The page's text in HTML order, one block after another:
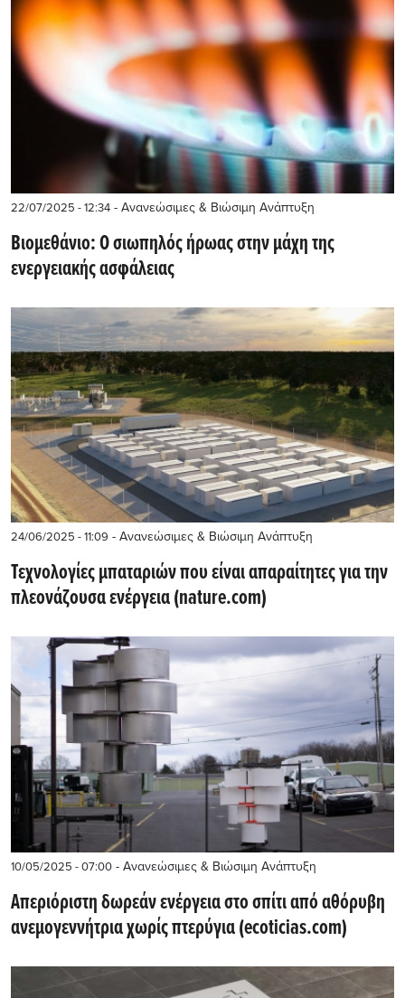
22/07/2025 - 12:34 - Ανανεώσιμες & Βιώσιμη Ανάπτυξη
Βιομεθάνιο: Ο σιωπηλός ήρωας στην μάχη της
ενεργειακής ασφάλειας
24/06/2025 - 11:09 - Ανανεώσιμες & Βιώσιμη Ανάπτυξη
Τεχνολογίες μπαταριών που είναι απαραίτητες για την
πλεονάζουσα ενέργεια (nature.com)
10/05/2025 - 07:00 - Ανανεώσιμες & Βιώσιμη Ανάπτυξη
Απεριόριστη δωρεάν ενέργεια στο σπίτι από αθόρυβη
ανεμογεννήτρια χωρίς πτερύγια (ecoticias.com)